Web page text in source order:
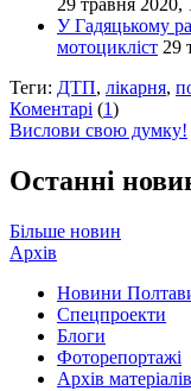
29 травня 2020,
У Гадяцькому
мотоцикліст 29
Теги: ДТП, лікарня,
Коментарі (1)
Вислови свою думку!
Останні
Більше новин
Архів
Новини
Спецпроекти
Блоги
Фоторепортажі
Архів матеріалів